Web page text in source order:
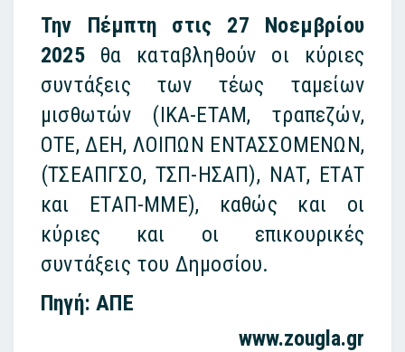
Την Πέμπτη στις 27 Νοεμβρίου
2025 θα καταβληθούν οι κύριες
συντάξεις των τέως ταμείων
μισθωτών (ΙΚΑ-ΕΤΑΜ, τραπεζών,
ΟΤΕ, ΔΕΗ, ΛΟΙΠΩΝ ΕΝΤΑΣΣΟΜΕΝΩΝ,
(ΤΣΕΑΠΓΣΟ, ΤΣΠ-ΗΣΑΠ), ΝΑΤ, ΕΤΑΤ
και ΕΤΑΠ-ΜΜΕ), καθώς και οι
κύριες και οι επικουρικές
συντάξεις του Δημοσίου.
Πηγή: ΑΠΕ
www.zougla.gr